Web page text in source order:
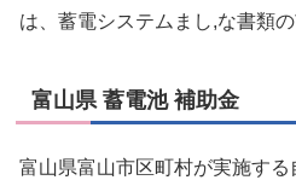
は、蓄電システムまし,な書類の
富山県 蓄電池 補助金
富山県富山市区町村が実施す